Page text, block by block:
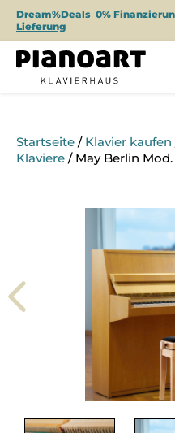
Dream%Deals 0%
Lieferung
Startseite / Klavier kaufen
Klaviere / May Berlin Mod.